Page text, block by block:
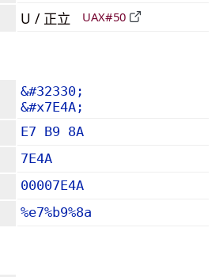
U / 正立 UAX#50
&#32330;
&#x7E4A;
E7 B9 8A
7E4A
00007E4A
%e7%b9%8a